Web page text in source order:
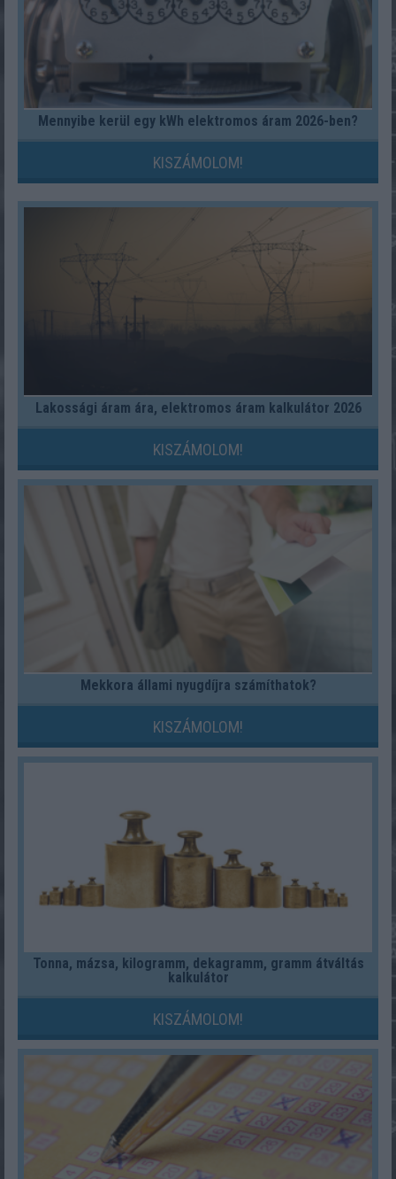
Mennyibe kerül egy kWh elektromos áram 2026-ben?
KISZÁMOLOM!
Lakossági áram ára, elektromos áram kalkulátor 2026
KISZÁMOLOM!
Mekkora állami nyugdíjra számíthatok?
KISZÁMOLOM!
Tonna, mázsa, kilogramm, dekagramm, gramm átváltás
kalkulátor
KISZÁMOLOM!